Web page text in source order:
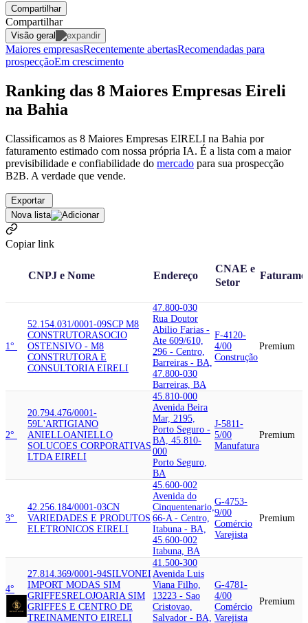
Compartilhar
Compartilhar
Visão geral
Maiores empresasRecentemente abertasRecomendadas para
prospecçãoEm crescimento
Ranking das 8 Maiores Empresas Eireli
na Bahia
Classificamos as 8 Maiores Empresas EIRELI na Bahia por
faturamento estimado com nossa própria IA. É a lista com a maior
previsibilidade e confiabilidade do mercado para sua prospecção
B2B. A verdade que vende.
Exportar
Nova lista
Copiar link
CNPJ e Nome Endereço
CNAE e
Setor
1°
52.154.031/0001-09SCP M8
CONSTRUTORASOCIO
OSTENSIVO - M8
CONSTRUTORA E
CONSULTORIA EIRELI
47.800-030
Rua Doutor
Abilio Farias -
Ate 609/610,
296 - Centro,
Barreiras - BA,
47.800-030
Barreiras, BA
F-4120-
4/00
Construção
Premium
2°
20.794.476/0001-
59L'ARTIGIANO
ANIELLOANIELLO
SOLUCOES CORPORATIVAS
LTDA EIRELI
45.810-000
Avenida Beira
Mar, 2195,
Porto Seguro -
BA, 45.810-
000
Porto Seguro,
BA
J-5811-
5/00
Manufatura
Premium
3°
42.256.184/0001-03CN
VARIEDADES E PRODUTOS
ELETRONICOS EIRELI
45.600-002
Avenida do
Cinquentenario,
66-A - Centro,
Itabuna - BA,
45.600-002
Itabuna, BA
G-4753-
9/00
Comércio
Varejista
Premium
4°
27.814.369/0001-94SILVONEI
IMPORT MODAS SIM
GRIFFESRELOJOARIA SIM
GRIFFES E CENTRO DE
TREINAMENTO EIRELI
41.500-300
Avenida Luis
Viana Filho,
13223 - Sao
Cristovao,
Salvador - BA,
G-4781-
4/00
Comércio
Varejista
Premium